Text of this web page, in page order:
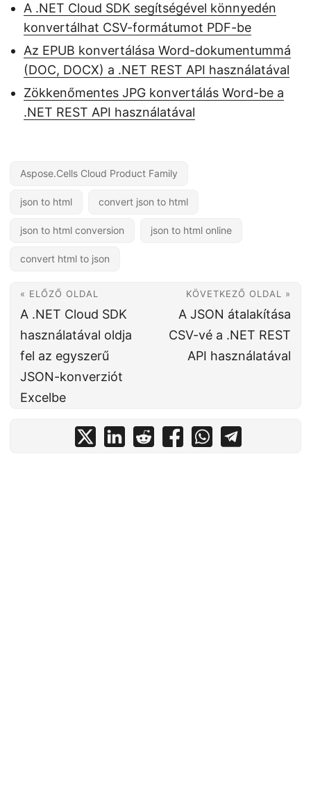
A .NET Cloud SDK segítségével könnyedén
konvertálhat CSV-formátumot PDF-be
Az EPUB konvertálása Word-dokumentummá
(DOC, DOCX) a .NET REST API használatával
Zökkenőmentes JPG konvertálás Word-be a
.NET REST API használatával
Aspose.Cells Cloud Product Family
json to html convert json to html
json to html conversion json to html online
convert html to json
« ELŐZŐ OLDAL
A .NET Cloud SDK
használatával oldja
fel az egyszerű
JSON-konverziót
Excelbe
KÖVETKEZŐ OLDAL »
A JSON átalakítása
CSV-vé a .NET REST
API használatával